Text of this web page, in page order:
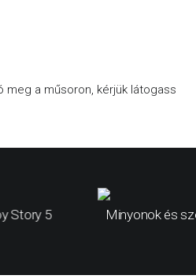
meg a műsoron, kérjük látogass
Story 5 Minyonok és